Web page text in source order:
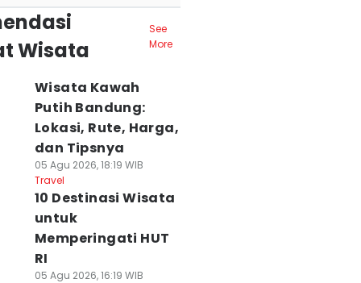
Wisata
See
More
Wisata Kawah
Putih Bandung:
Lokasi, Rute, Harga,
dan Tipsnya
05 Agu 2026, 18:19 WIB
Travel
10 Destinasi Wisata
untuk
Memperingati HUT
RI
05 Agu 2026, 16:19 WIB